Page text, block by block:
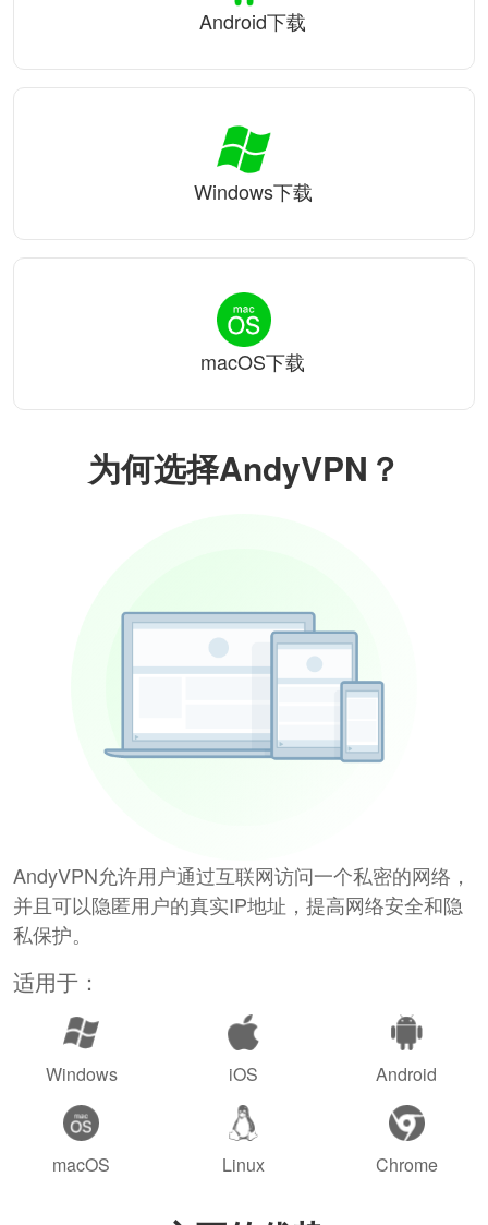
为何选择AndyVPN？
AndyVPN允许用户通过互联网访问一个私密的网络，
并且可以隐匿用户的真实IP地址，提高网络安全和隐
私保护。
适用于：
Windows iOS Android
macOS Linux Chrome
Android下载
Windows下载
macOS下载